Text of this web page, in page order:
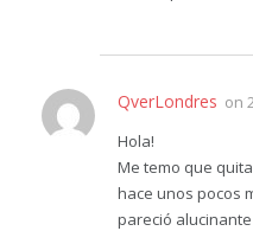
QverLondres on
Hola!
Me temo que
hace unos pocos
pareció